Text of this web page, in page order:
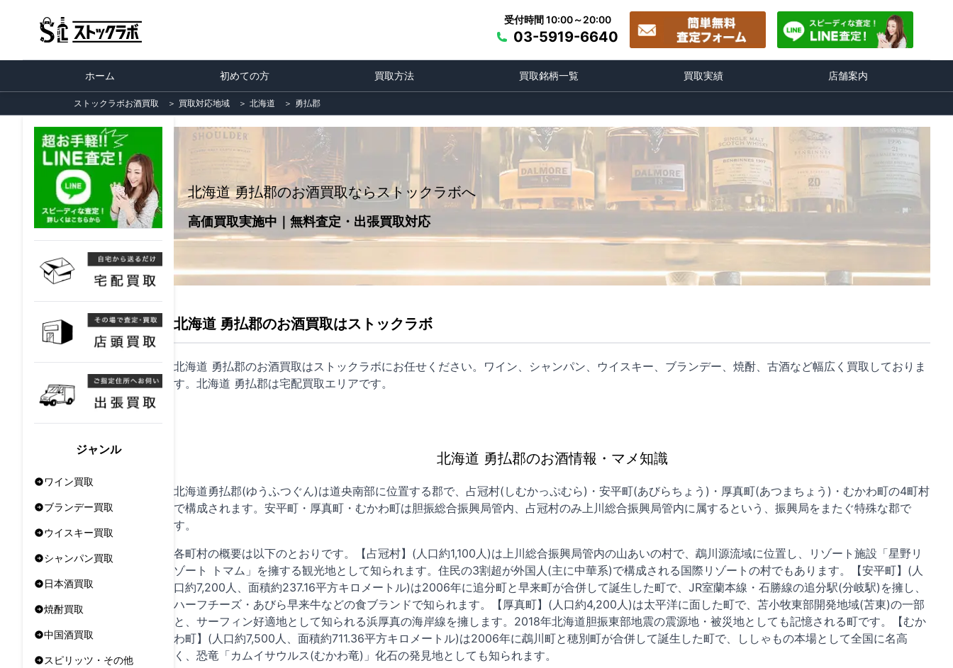
受付時間 10:00～20:00
03-5919-6640
ホーム 初めての方 買取方法 買取銘柄一覧 買取実績 店舗案内
ストックラボお酒買取 ＞ 買取対応地域 ＞ 北海道 ＞ 勇払郡
ジャンル
ワイン買取
ブランデー買取
ウイスキー買取
シャンパン買取
日本酒買取
焼酎買取
中国酒買取
スピリッツ・その他
北海道 勇払郡のお酒買取ならストックラボへ
高価買取実施中｜無料査定・出張買取対応
北海道 勇払郡のお酒買取はストックラボ
北海道 勇払郡のお酒買取はストックラボにお任せください。ワイン、シャンパン、ウイスキー、ブランデー、焼酎、古酒など幅広く買取しておりま
す。北海道 勇払郡は宅配買取エリアです。
北海道 勇払郡のお酒情報・マメ知識
北海道勇払郡(ゆうふつぐん)は道央南部に位置する郡で、占冠村(しむかっぷむら)・安平町(あびらちょう)・厚真町(あつまちょう)・むかわ町の4町村
で構成されます。安平町・厚真町・むかわ町は胆振総合振興局管内、占冠村のみ上川総合振興局管内に属するという、振興局をまたぐ特殊な郡で
す。
各町村の概要は以下のとおりです。【占冠村】(人口約1,100人)は上川総合振興局管内の山あいの村で、鵡川源流域に位置し、リゾート施設「星野リ
ゾート トマム」を擁する観光地として知られます。住民の3割超が外国人(主に中華系)で構成される国際リゾートの村でもあります。【安平町】(人
口約7,200人、面積約237.16平方キロメートル)は2006年に追分町と早来町が合併して誕生した町で、JR室蘭本線・石勝線の追分駅(分岐駅)を擁し、
ハーフチーズ・あびら早来牛などの食ブランドで知られます。【厚真町】(人口約4,200人)は太平洋に面した町で、苫小牧東部開発地域(苫東)の一部
と、サーフィン好適地として知られる浜厚真の海岸線を擁します。2018年北海道胆振東部地震の震源地・被災地としても記憶される町です。【むか
わ町】(人口約7,500人、面積約711.36平方キロメートル)は2006年に鵡川町と穂別町が合併して誕生した町で、ししゃもの本場として全国に名高
く、恐竜「カムイサウルス(むかわ竜)」化石の発見地としても知られます。